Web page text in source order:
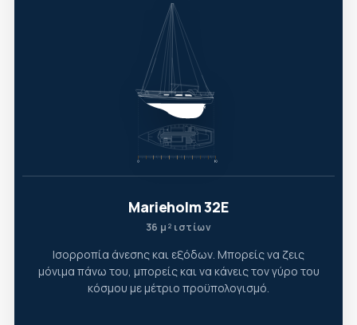
Marieholm 32E
36 μ² ιστίων
Ισορροπία άνεσης και εξόδων. Μπορείς να ζεις
μόνιμα πάνω του, μπορείς και να κάνεις τον γύρο του
κόσμου με μέτριο προϋπολογισμό.